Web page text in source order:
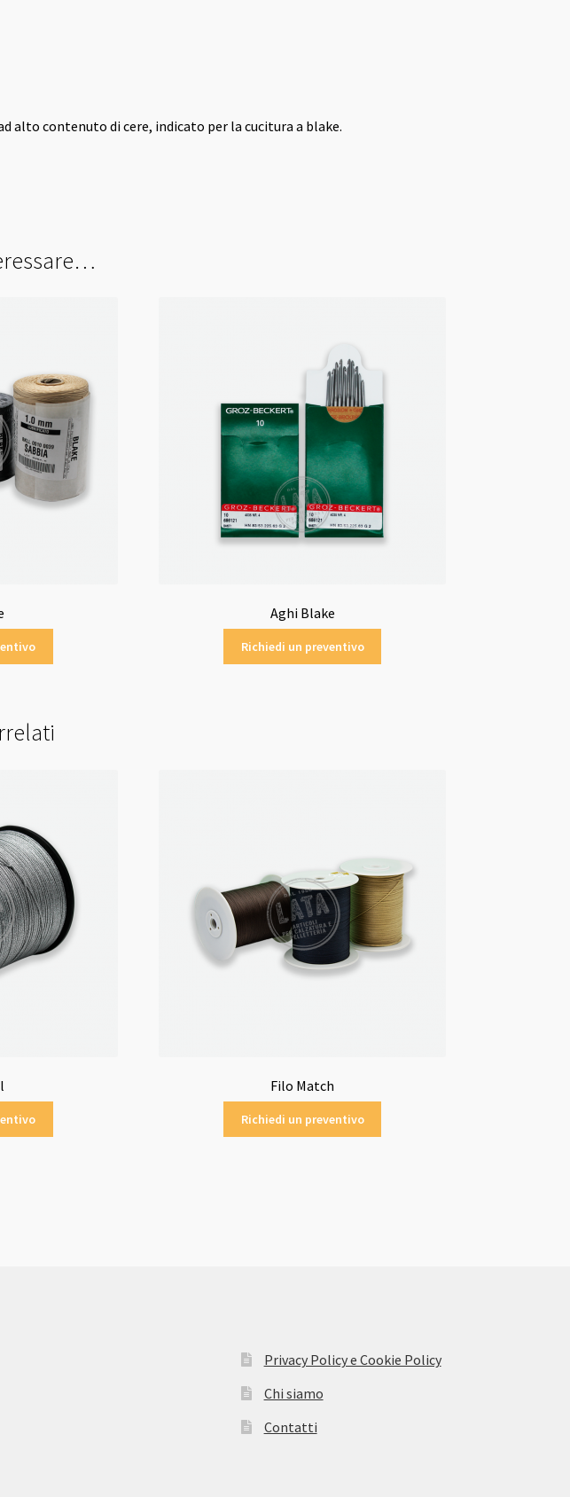
alto contenuto di cere, indicato per la cucitura a blake.
Aghi Blake
Richiedi un preventivo
Filo Match
Richiedi un preventivo
Privacy Policy e Cookie Policy
Chi siamo
Contatti